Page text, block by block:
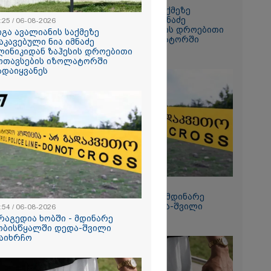
არ
- რას
გათიშვა -
ის წევრი
ნია
რომ
გიგა ავალიანის საქმეზე
დაკავებული ნია იმნაძე
კლინიკიდან ზაჰესის დროებითი
მოთავსების იზოლატორში
გადაიყვანეს
12:54 / 06-08-2026
ტრაგედია ხობში - მდინარე
ხობისწყალში დედა-შვილი
დაიხრჩო
/ 06-08-2026
ავალიანის საქმეზე
ნია იმნაძე
ზაჰესის დროებითი
იზოლატორში
/ 06-08-2026
ხობში - მდინარე
დედა-შვილი